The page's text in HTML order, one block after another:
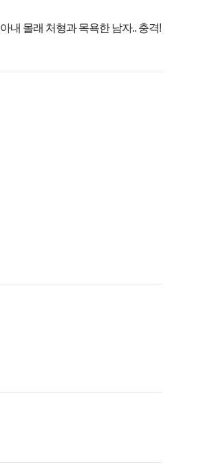
아내 몰래 처형과 목욕한 남자.. 충격!